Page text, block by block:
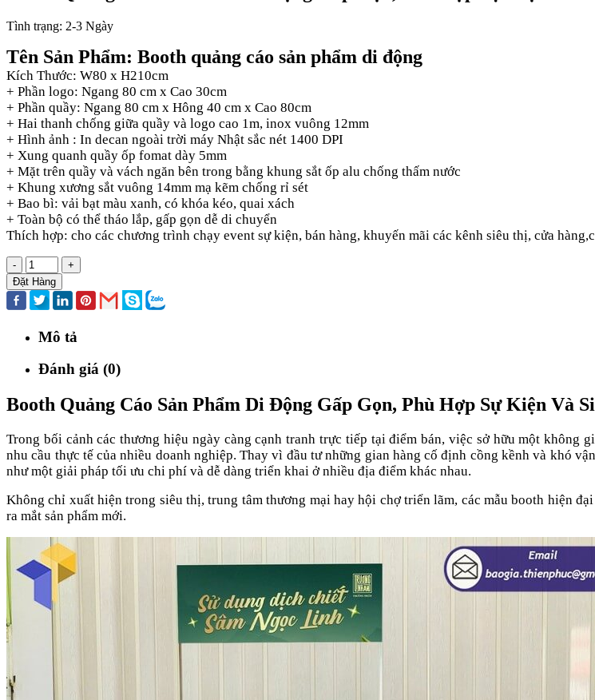
Tình trạng: 2-3 Ngày
Tên Sản Phẩm: Booth quảng cáo sản phẩm di động
Kích Thước: W80 x H210cm
+ Phần logo: Ngang 80 cm x Cao 30cm
+ Phần quầy: Ngang 80 cm x Hông 40 cm x Cao 80cm
+ Hai thanh chống giữa quầy và logo cao 1m, inox vuông 12mm
+ Hình ảnh : In decan ngoài trời máy Nhật sắc nét 1400 DPI
+ Xung quanh quầy ốp fomat dày 5mm
+ Mặt trên quầy và vách ngăn bên trong bằng khung sắt ốp alu chống thấm nước
+ Khung xương sắt vuông 14mm mạ kẽm chống rỉ sét
+ Bao bì: vải bạt màu xanh, có khóa kéo, quai xách
+ Toàn bộ có thể tháo lắp, gấp gọn dễ di chuyển
Thích hợp: cho các chương trình chạy event sự kiện, bán hàng, khuyến mãi các kênh siêu thị, cửa
-
+
Đặt Hàng
Mô tả
Đánh giá (0)
Booth Quảng Cáo Sản Phẩm Di Động Gấp Gọn, Phù Hợp Sự Kiện Và
Trong bối cảnh các thương hiệu ngày càng cạnh tranh trực tiếp tại điểm bán, việc sở hữu một
nhu cầu thực tế của nhiều doanh nghiệp. Thay vì đầu tư những gian hàng cố định cồng kềnh và khó
như một giải pháp tối ưu chi phí và dễ dàng triển khai ở nhiều địa điểm khác nhau.
Không chỉ xuất hiện trong siêu thị, trung tâm thương mại hay hội chợ triển lãm, các mẫu booth hiện
ra mắt sản phẩm mới.